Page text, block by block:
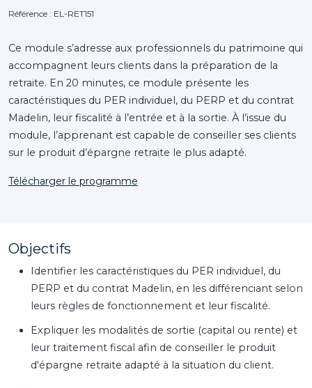
Référence : EL-RET151
Ce module s’adresse aux professionnels du patrimoine qui
accompagnent leurs clients dans la préparation de la
retraite. En 20 minutes, ce module présente les
caractéristiques du PER individuel, du PERP et du contrat
Madelin, leur fiscalité à l’entrée et à la sortie. À l’issue du
module, l’apprenant est capable de conseiller ses clients
sur le produit d’épargne retraite le plus adapté.
Télécharger le programme
Objectifs
Identifier les caractéristiques du PER individuel, du
PERP et du contrat Madelin, en les différenciant selon
leurs règles de fonctionnement et leur fiscalité.
Expliquer les modalités de sortie (capital ou rente) et
leur traitement fiscal afin de conseiller le produit
d'épargne retraite adapté à la situation du client.